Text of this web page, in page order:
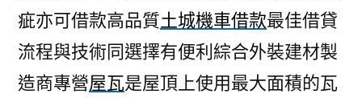
疵亦可借款高品質土城機車借款最佳借貸
流程與技術同選擇有便利綜合外裝建材製
造商專營屋瓦是屋頂上使用最大面積的瓦